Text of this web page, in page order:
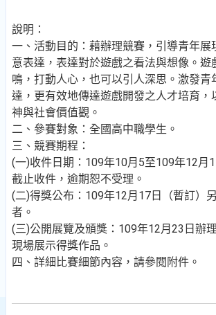
說明：
一、活動目的：藉辦理競賽，引導青年展
意表達，表達對於遊戲之看法與想像。遊
鳴，打動人心，也可以引人深思。激發青
達，更有效地傳達遊戲開發之人才培育，
神與社會價值觀。
二、參賽對象：全國高中職學生。
三、競賽期程：
(一)收件日期：109年10月5至109年12月
截止收件，逾期恕不受理。
(二)得獎公布：109年12月17日（暫訂）
者。
(三)公開展覽及頒獎：109年12月23日辦
現場展示得獎作品。
四、詳細比賽細節內容，請參閱附件。